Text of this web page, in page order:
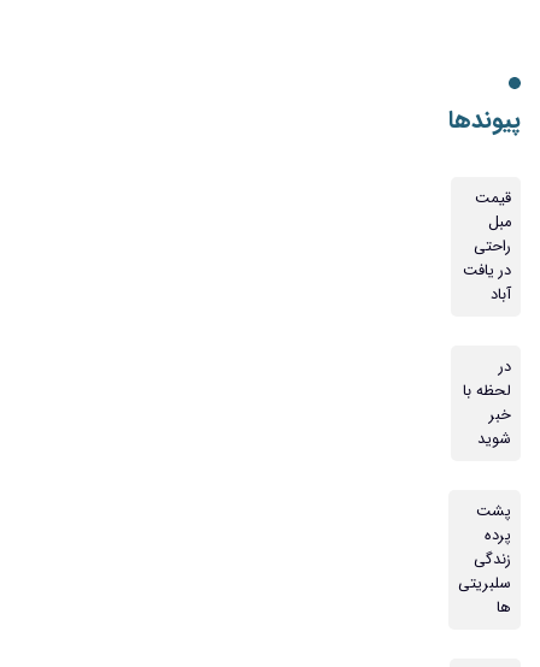
پیوندها
قیمت
مبل
راحتی
در یافت
آباد
در
لحظه با
خبر
شوید
پشت
پرده
زندگی
سلبریتی
ها